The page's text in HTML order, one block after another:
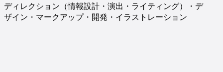
ディレクション（情報設計・演出・ライティング）・デ
ザイン・マークアップ・開発・イラストレーション